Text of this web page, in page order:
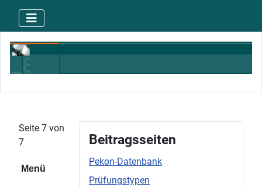
Beitragsseiten
Pekon-Datenbank
Prüfungstypen
Seite 7 von
7
Menü